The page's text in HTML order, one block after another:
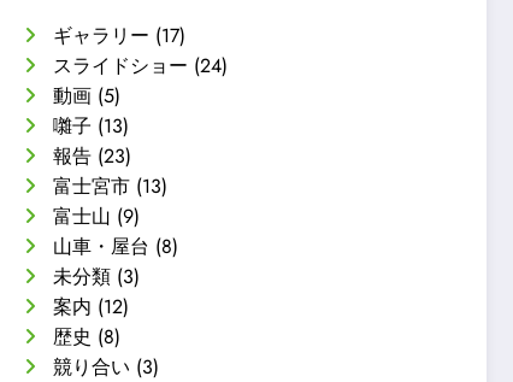
ギャラリー (17)
スライドショー (24)
動画 (5)
囃子 (13)
報告 (23)
富士宮市 (13)
富士山 (9)
山車・屋台 (8)
未分類 (3)
案内 (12)
歴史 (8)
競り合い (3)